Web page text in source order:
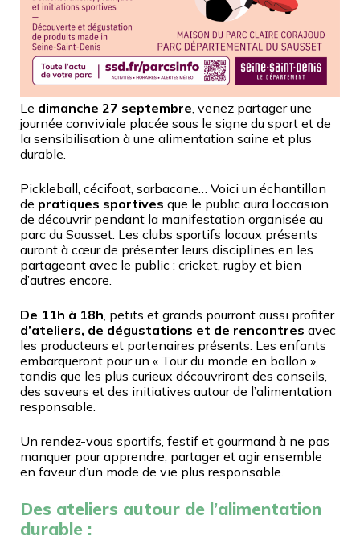
Le dimanche 27 septembre , venez partager une
journée conviviale placée sous le signe du sport et de
la sensibilisation à une alimentation saine et plus
durable.
Pickleball, cécifoot, sarbacane… Voici un échantillon
de pratiques sportives que le public aura l’occasion
de découvrir pendant la manifestation organisée au
parc du Sausset. Les clubs sportifs locaux présents
auront à cœur de présenter leurs disciplines en les
partageant avec le public : cricket, rugby et bien
d’autres encore.
De 11h à 18h , petits et grands pourront aussi profiter
d’ateliers, de dégustations et de rencontres avec
les producteurs et partenaires présents. Les enfants
embarqueront pour un « Tour du monde en ballon »,
tandis que les plus curieux découvriront des conseils,
des saveurs et des initiatives autour de l’alimentation
responsable.
Un rendez-vous sportifs, festif et gourmand à ne pas
manquer pour apprendre, partager et agir ensemble
en faveur d’un mode de vie plus responsable.
Des ateliers autour de l’alimentation
durable :